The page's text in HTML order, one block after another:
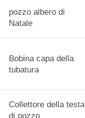
pozzo albero di
Natale
Bobina capa della
tubatura
Collettore della testa
di pozzo